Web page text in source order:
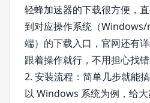
轻蜂加速器的下载很方便，
到对应操作系统（
端）的下载入口，官网还有
跟着操作就行，不用担心找错
2. 安装流程：简单几步就能
以 Windows 系统为例，给大